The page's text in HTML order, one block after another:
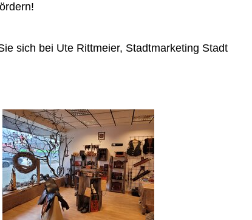
sich bei Ute Rittmeier, Stadtmarketing Stadt